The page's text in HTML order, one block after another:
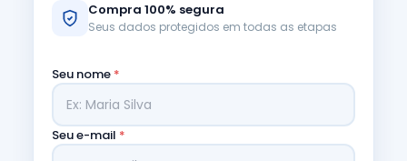
Compra 100% segura
Seus dados protegidos em todas as etapas
Seu nome *
Seu e-mail *